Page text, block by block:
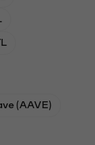
(AAVE)